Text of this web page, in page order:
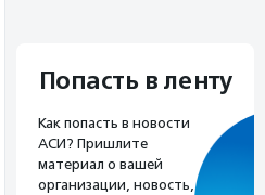
Попасть в ленту
Как попасть в новости
АСИ? Пришлите
материал о вашей
организации, новость,